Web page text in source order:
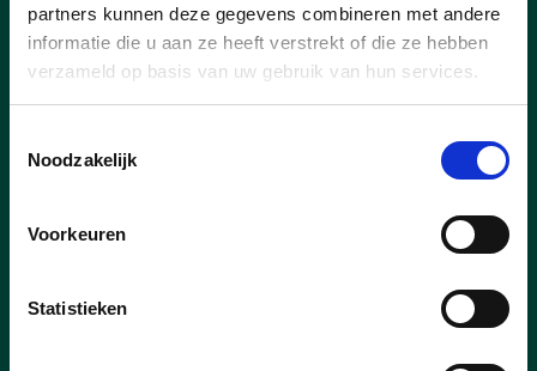
partners kunnen deze gegevens combineren met andere
informatie die u aan ze heeft verstrekt of die ze hebben
verzameld op basis van uw gebruik van hun services.
Noodzakelijk
Voorkeuren
Statistieken
Info avond Pensioen verslag
04/05/26
In samenwerking met RAAK - Elen werd
Nawal Farih uitgenodigd om de